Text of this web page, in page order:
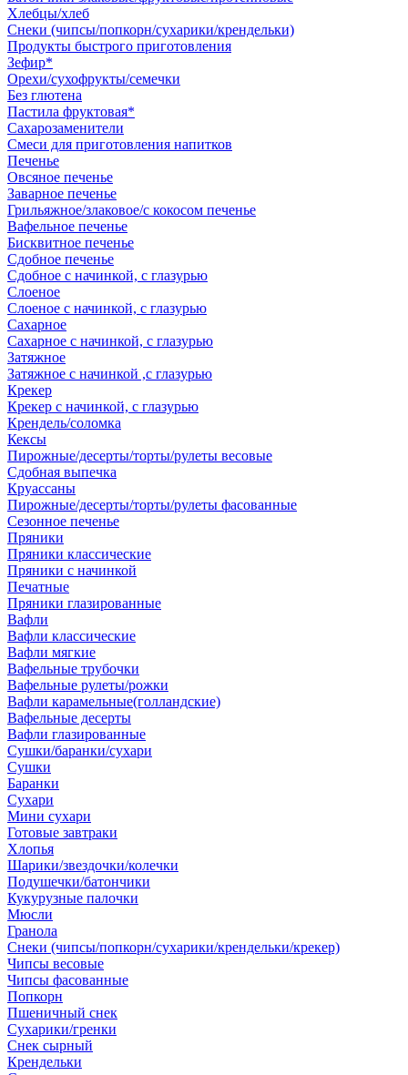
Хлебцы/хлеб
Снеки (чипсы/попкорн/сухарики/крендельки)
Продукты быстрого приготовления
Зефир*
Орехи/сухофрукты/семечки
Без глютена
Пастила фруктовая*
Сахарозаменители
Смеси для приготовления напитков
Печенье
Овсяное печенье
Заварное печенье
Грильяжное/злаковое/с кокосом печенье
Вафельное печенье
Бисквитное печенье
Сдобное печенье
Сдобное с начинкой, с глазурью
Слоеное
Слоеное с начинкой, с глазурью
Сахарное
Сахарное с начинкой, с глазурью
Затяжное
Затяжное с начинкой ,с глазурью
Крекер
Крекер с начинкой, с глазурью
Крендель/соломка
Кексы
Пирожные/десерты/торты/рулеты весовые
Сдобная выпечка
Круассаны
Пирожные/десерты/торты/рулеты фасованные
Сезонное печенье
Пряники
Пряники классические
Пряники с начинкой
Печатные
Пряники глазированные
Вафли
Вафли классические
Вафли мягкие
Вафельные трубочки
Вафельные рулеты/рожки
Вафли карамельные(голландские)
Вафельные десерты
Вафли глазированные
Сушки/баранки/сухари
Сушки
Баранки
Сухари
Мини сухари
Готовые завтраки
Хлопья
Шарики/звездочки/колечки
Подушечки/батончики
Кукурузные палочки
Мюсли
Гранола
Снеки (чипсы/попкорн/сухарики/крендельки/крекер)
Чипсы весовые
Чипсы фасованные
Попкорн
Пшеничный снек
Сухарики/гренки
Снек сырный
Крендельки